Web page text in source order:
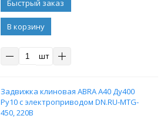
В корзину
шт
Задвижка клиновая ABRA A40 Ду400
Ру10 с электроприводом DN.RU-MTG-
450, 220В